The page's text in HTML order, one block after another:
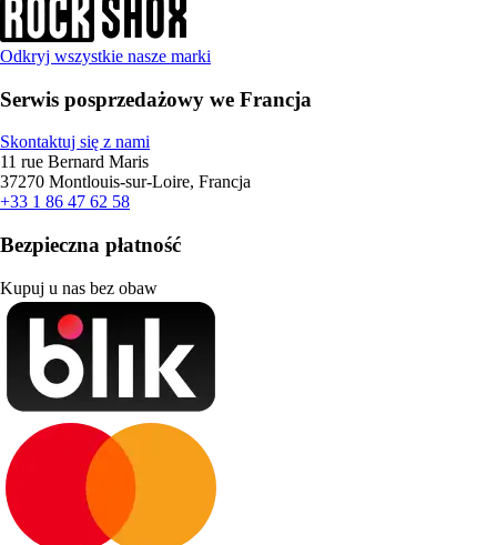
Odkryj wszystkie nasze marki
Serwis posprzedażowy we Francja
Skontaktuj się z nami
11 rue Bernard Maris
37270 Montlouis-sur-Loire, Francja
+33 1 86 47 62 58
Bezpieczna płatność
Kupuj u nas bez obaw